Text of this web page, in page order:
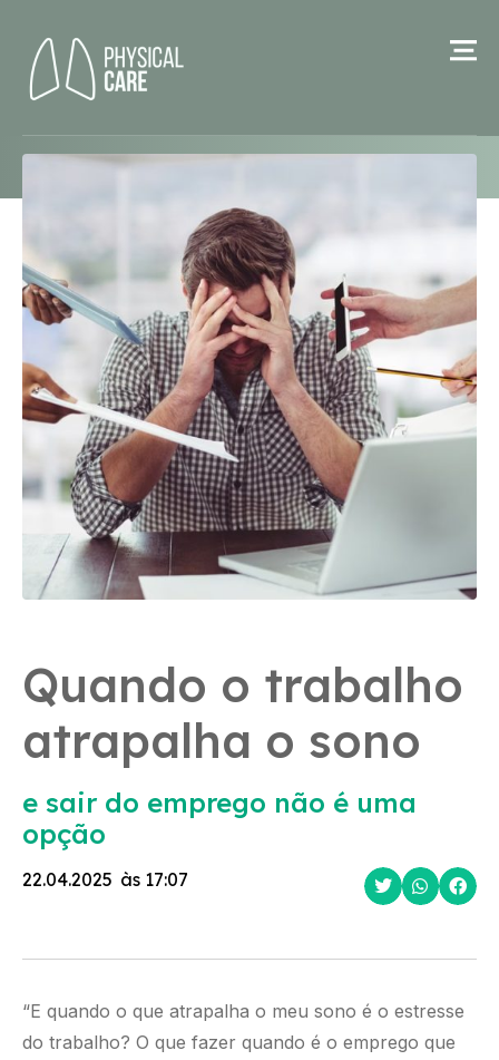
Quando o trabalho
atrapalha o sono
e sair do emprego não é uma
opção
22.04.2025 às 17:07
“E quando o que atrapalha o meu sono é o estresse
do trabalho? O que fazer quando é o emprego que